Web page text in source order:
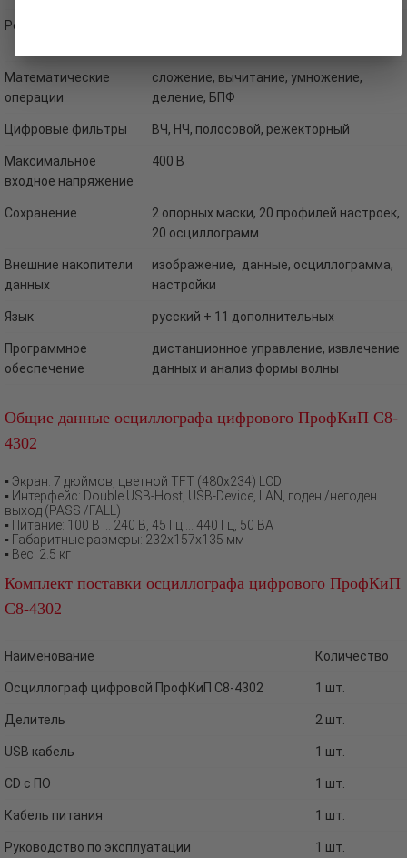
Режим синхронизации
Математические
операции
сложение, вычитание, умножение,
деление, БПФ
Цифровые фильтры ВЧ, НЧ, полосовой, режекторный
Максимальное
входное напряжение
400 В
Сохранение
2 опорных маски, 20 профилей настроек,
20 осциллограмм
Внешние накопители
данных
изображение, данные, осциллограмма,
настройки
Язык русский + 11 дополнительных
Программное
обеспечение
дистанционное управление, извлечение
данных и анализ формы волны
Общие данные осциллографа цифрового ПрофКиП С8-
4302
▪ Экран: 7 дюймов, цветной TFT (480х234) LCD
▪ Интерфейс: Double USB-Host, USB-Device, LAN, годен /негоден
выход (PASS /FALL)
▪ Питание: 100 В … 240 В, 45 Гц … 440 Гц, 50 ВА
▪ Габаритные размеры: 232х157х135 мм
▪ Вес: 2.5 кг
Комплект поставки осциллографа цифрового ПрофКиП
С8-4302
Наименование Количество
Осциллограф цифровой ПрофКиП С8-4302 1 шт.
Делитель 2 шт.
USB кабель 1 шт.
CD с ПО 1 шт.
Кабель питания 1 шт.
Руководство по эксплуатации 1 шт.